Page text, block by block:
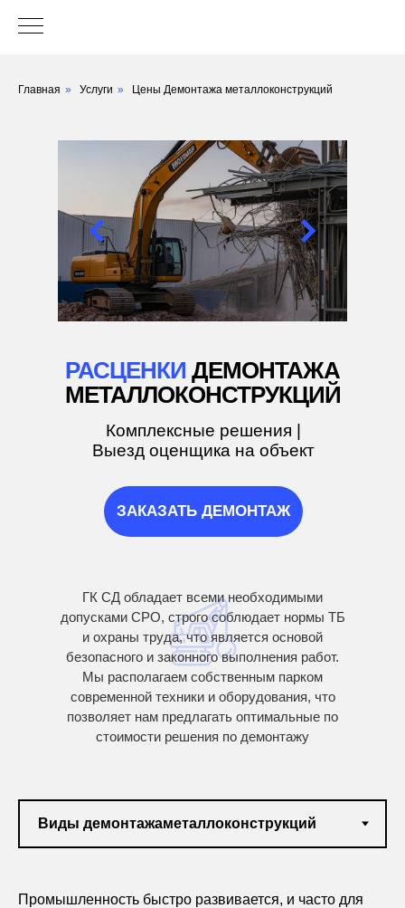
Главная » Услуги » Цены Демонтажа металлоконструкций
РАСЦЕНКИ ДЕМОНТАЖА
МЕТАЛЛОКОНСТРУКЦИЙ
ЗАКАЗАТЬ ДЕМОНТАЖ
Комплексные решения |
Выезд оценщика на объект
ГК СД обладает всеми необходимыми
допусками СРО, строго соблюдает нормы ТБ
и охраны труда, что является основой
безопасного и законного выполнения работ.
Мы располагаем собственным парком
современной техники и оборудования, что
позволяет нам предлагать оптимальные по
стоимости решения по демонтажу
выполнение, сохранив ваше время, нервы и
бюджет, предложив выгодную стоимость
демонтажа металлоконструкций.
Промышленность быстро развивается, и часто для